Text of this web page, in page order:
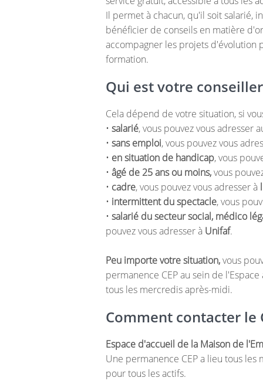
Il permet à chacun, qu'il soit salarié,
bénéficier de conseils en matière
accompagner les projets d'évolution
formation.
Qui est votre conseiller
Cela dépend de votre situation, si
• salarié, vous pouvez vous adresser
• sans emploi, vous pouvez vous
• en situation de handicap, vous
• âgé de 25 ans ou moins,vous
• cadre, vous pouvez vous adresser à
• intermittent du spectacle, vous
• salarié du secteur social, médico
pouvez vous adresser à Unifaf.
Peu importe votre situation,vous
permanence CEP au sein de
tous les mercredis après-midi.
Comment contacter le
Espace d'accueil de la Maison de
Une permanence CEP a lieu tous
pour tous les actifs.